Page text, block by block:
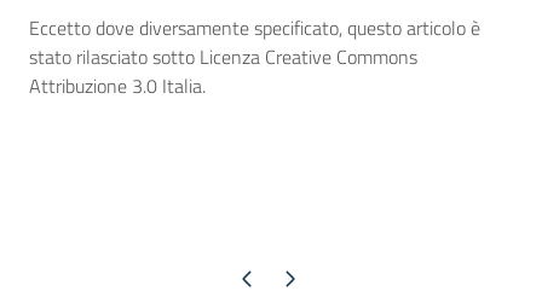
Eccetto dove diversamente specificato, questo articolo è
stato rilasciato sotto Licenza Creative Commons
Attribuzione 3.0 Italia.
Pagina precedente
Pagina successiva